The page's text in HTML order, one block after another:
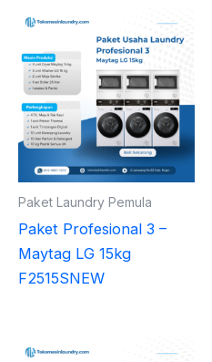
Paket Laundry Pemula
Paket Profesional 3 –
Maytag LG 15kg
F2515SNEW